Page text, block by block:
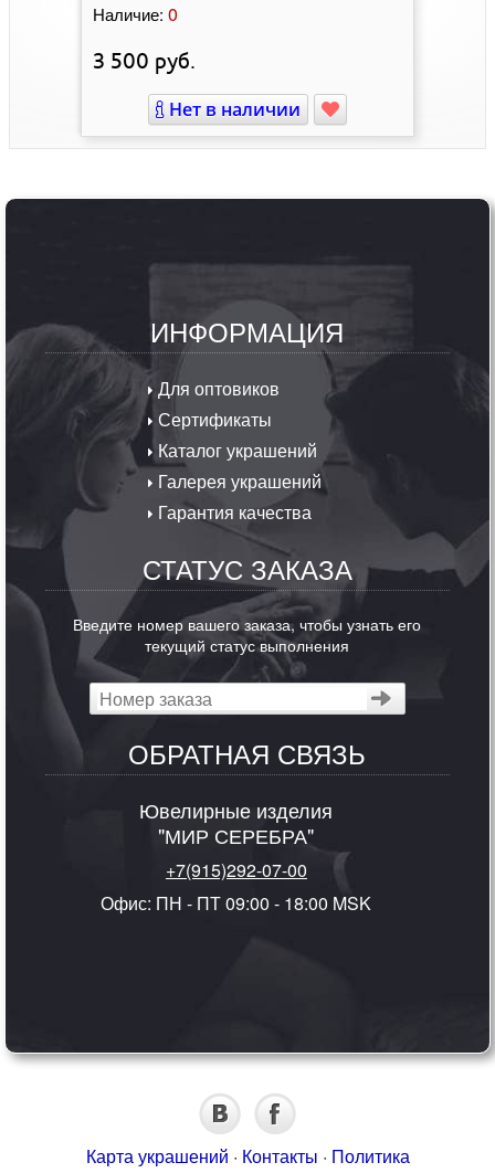
Наличие: 0
3 500 руб.
Нет в наличии
ИНФОРМАЦИЯ
Для оптовиков
Сертификаты
Каталог украшений
Галерея украшений
Гарантия качества
СТАТУС ЗАКАЗА
Введите номер вашего заказа, чтобы узнать его
текущий статус выполнения
ОБРАТНАЯ СВЯЗЬ
Ювелирные изделия
"МИР СЕРЕБРА"
+7(915)292-07-00
Офис: ПН - ПТ 09:00 - 18:00 MSK
Карта украшений · Контакты · Политика